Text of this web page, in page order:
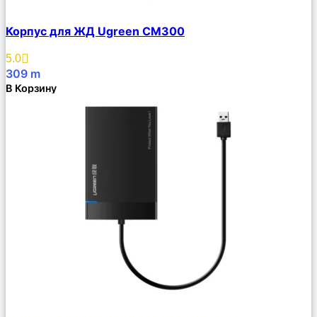
Описание
Избранное
Корпус для ЖД Ugreen CM300
5.0
309 m
В Корзину